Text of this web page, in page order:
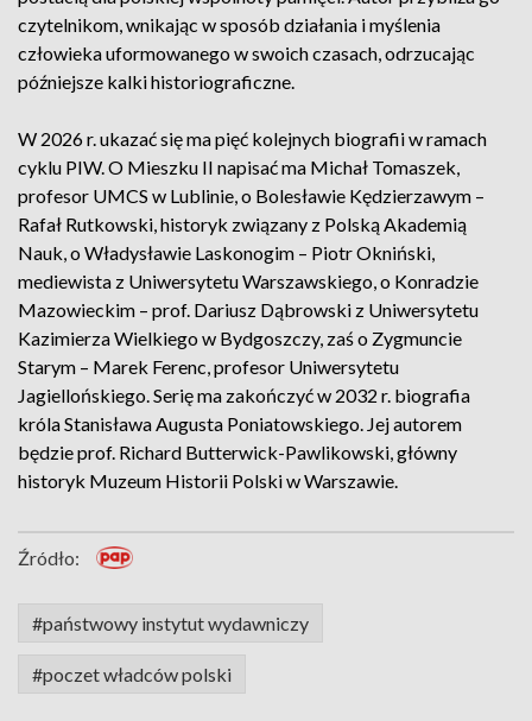
czytelnikom, wnikając w sposób działania i myślenia
człowieka uformowanego w swoich czasach, odrzucając
późniejsze kalki historiograficzne.
W 2026 r. ukazać się ma pięć kolejnych biografii w ramach
cyklu PIW. O Mieszku II napisać ma Michał Tomaszek,
profesor UMCS w Lublinie, o Bolesławie Kędzierzawym –
Rafał Rutkowski, historyk związany z Polską Akademią
Nauk, o Władysławie Laskonogim – Piotr Okniński,
mediewista z Uniwersytetu Warszawskiego, o Konradzie
Mazowieckim – prof. Dariusz Dąbrowski z Uniwersytetu
Kazimierza Wielkiego w Bydgoszczy, zaś o Zygmuncie
Starym – Marek Ferenc, profesor Uniwersytetu
Jagiellońskiego. Serię ma zakończyć w 2032 r. biografia
króla Stanisława Augusta Poniatowskiego. Jej autorem
będzie prof. Richard Butterwick-Pawlikowski, główny
historyk Muzeum Historii Polski w Warszawie.
Źródło:
#państwowy instytut wydawniczy
#poczet władców polski